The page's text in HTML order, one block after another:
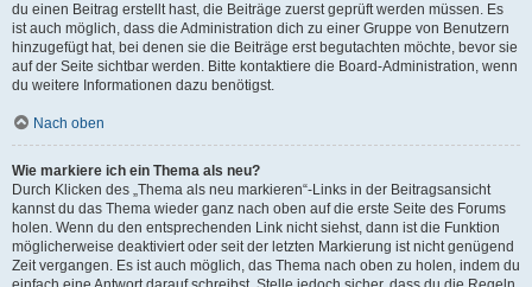
du einen Beitrag erstellt hast, die Beiträge zuerst geprüft werden müssen. Es
ist auch möglich, dass die Administration dich zu einer Gruppe von Benutzern
hinzugefügt hat, bei denen sie die Beiträge erst begutachten möchte, bevor sie
auf der Seite sichtbar werden. Bitte kontaktiere die Board-Administration, wenn
du weitere Informationen dazu benötigst.
Nach oben
Wie markiere ich ein Thema als neu?
Durch Klicken des „Thema als neu markieren“-Links in der Beitragsansicht
kannst du das Thema wieder ganz nach oben auf die erste Seite des Forums
holen. Wenn du den entsprechenden Link nicht siehst, dann ist die Funktion
möglicherweise deaktiviert oder seit der letzten Markierung ist nicht genügend
Zeit vergangen. Es ist auch möglich, das Thema nach oben zu holen, indem du